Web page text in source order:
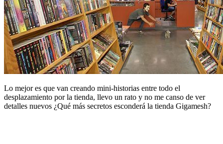
Lo mejor es que van creando mini-historias entre todo el
desplazamiento por la tienda, llevo un rato y no me canso de ver
detalles nuevos ¿Qué más secretos esconderá la tienda Gigamesh?